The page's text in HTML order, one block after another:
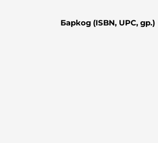
Баркод (ISBN, UPC, др.)